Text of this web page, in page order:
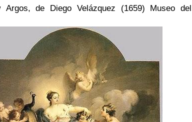
Argos, de Diego Velázquez (1659) Museo del